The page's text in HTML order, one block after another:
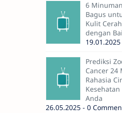
6
Bagus
Kulit
dengan
Prediksi
Cancer 24
Rahasia
Anda
26.05.2025 - 0